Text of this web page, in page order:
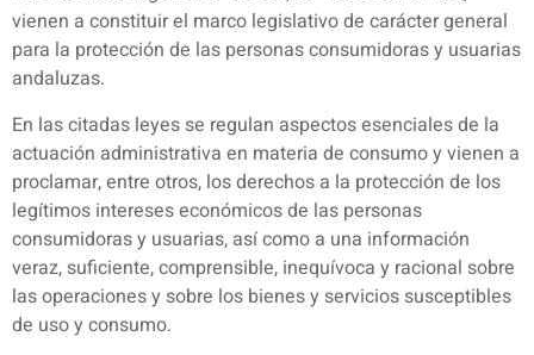
vienen a constituir el marco legislativo de carácter general
para la protección de las personas consumidoras y usuarias
andaluzas.
En las citadas leyes se regulan aspectos esenciales de la
actuación administrativa en materia de consumo y vienen a
proclamar, entre otros, los derechos a la protección de los
legítimos intereses económicos de las personas
consumidoras y usuarias, así como a una información
veraz, suficiente, comprensible, inequívoca y racional sobre
las operaciones y sobre los bienes y servicios susceptibles
de uso y consumo.